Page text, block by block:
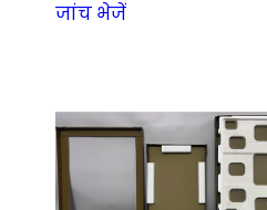
जांच भेजें